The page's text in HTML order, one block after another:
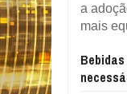
a
mais